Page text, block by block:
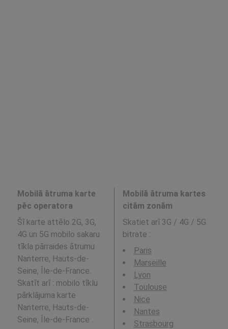
Mobilā ātruma karte
pēc operatora
Šī karte attēlo 2G, 3G,
4G un 5G mobilo sakaru
tīkla pārraides ātrumu
Nanterre, Hauts-de-
Seine, Île-de-France.
Skatīt arī : mobilo tīklu
pārklājuma karte
Nanterre, Hauts-de-
Seine, Île-de-France .
Mobilā ātruma kartes
citām zonām
Skatiet arī 3G / 4G / 5G
bitrate :
Paris
Marseille
Lyon
Toulouse
Nice
Nantes
Strasbourg